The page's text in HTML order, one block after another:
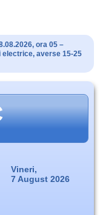
ora 05 –
averse 15-25
Vineri,
7 August 2026